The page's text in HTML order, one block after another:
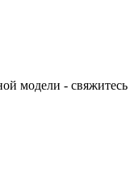
модели - свяжитесь